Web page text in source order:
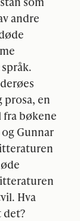
andre
en
fra bøkene
Gunnar
Hva
det?